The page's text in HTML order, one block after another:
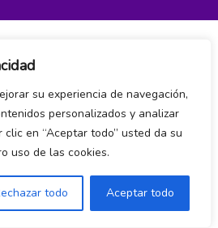
su experiencia de navegación,
personalizados y analizar
en “Aceptar todo” usted da su
uso de las cookies.
todo Aceptar todo